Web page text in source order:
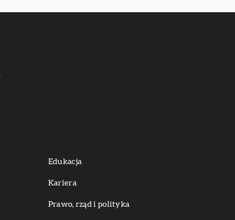
Edukacja
Kariera
Prawo, rząd i polityka